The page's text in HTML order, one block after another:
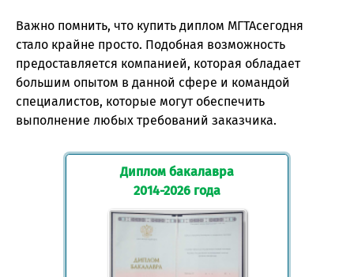
Важно помнить, что купить диплом МГТАсегодня
стало крайне просто. Подобная возможность
предоставляется компанией, которая обладает
большим опытом в данной сфере и командой
специалистов, которые могут обеспечить
выполнение любых требований заказчика.
Диплом бакалавра
2014-2026 года